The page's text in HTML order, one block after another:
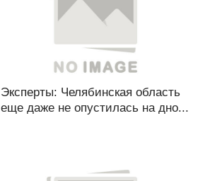
Эксперты: Челябинская область
еще даже не опустилась на дно...